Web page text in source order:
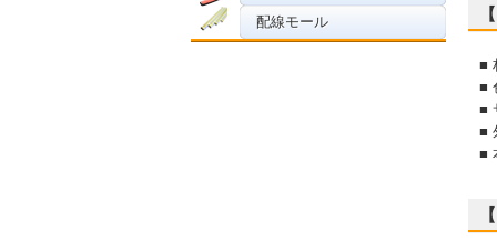
配線モール
■
■
■
■
■